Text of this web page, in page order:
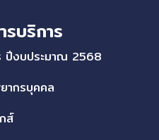
รบริการ
ปีงบประมาณ 2568
ากรบุคคล
ส์